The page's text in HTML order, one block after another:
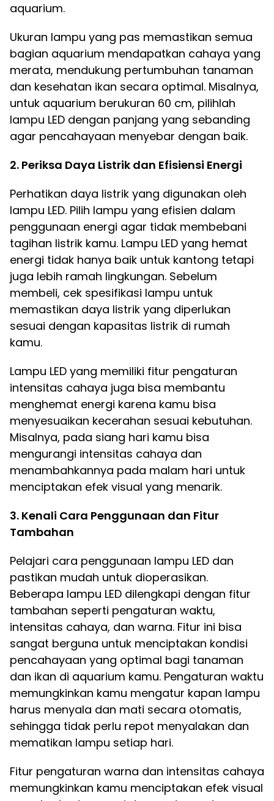
aquarium.
Ukuran lampu yang pas memastikan semua
bagian aquarium mendapatkan cahaya yang
merata, mendukung pertumbuhan tanaman
dan kesehatan ikan secara optimal. Misalnya,
untuk aquarium berukuran 60 cm, pilihlah
lampu LED dengan panjang yang sebanding
agar pencahayaan menyebar dengan baik.
2. Periksa Daya Listrik dan Efisiensi Energi
Perhatikan daya listrik yang digunakan oleh
lampu LED. Pilih lampu yang efisien dalam
penggunaan energi agar tidak membebani
tagihan listrik kamu. Lampu LED yang hemat
energi tidak hanya baik untuk kantong tetapi
juga lebih ramah lingkungan. Sebelum
membeli, cek spesifikasi lampu untuk
memastikan daya listrik yang diperlukan
sesuai dengan kapasitas listrik di rumah
kamu.
Lampu LED yang memiliki fitur pengaturan
intensitas cahaya juga bisa membantu
menghemat energi karena kamu bisa
menyesuaikan kecerahan sesuai kebutuhan.
Misalnya, pada siang hari kamu bisa
mengurangi intensitas cahaya dan
menambahkannya pada malam hari untuk
menciptakan efek visual yang menarik.
3. Kenali Cara Penggunaan dan Fitur
Tambahan
Pelajari cara penggunaan lampu LED dan
pastikan mudah untuk dioperasikan.
Beberapa lampu LED dilengkapi dengan fitur
tambahan seperti pengaturan waktu,
intensitas cahaya, dan warna. Fitur ini bisa
sangat berguna untuk menciptakan kondisi
pencahayaan yang optimal bagi tanaman
dan ikan di aquarium kamu. Pengaturan waktu
memungkinkan kamu mengatur kapan lampu
harus menyala dan mati secara otomatis,
sehingga tidak perlu repot menyalakan dan
mematikan lampu setiap hari.
Fitur pengaturan warna dan intensitas cahaya
memungkinkan kamu menciptakan efek visual